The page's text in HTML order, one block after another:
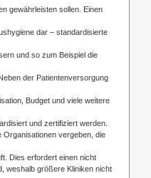
gewährleisten sollen. Einen
dar – standardisierte
und so zum Beispiel die
der Patientenversorgung
Budget und viele weitere
und zertifiziert werden.
vergeben, die
Dies erfordert einen nicht
weshalb größere Kliniken nicht